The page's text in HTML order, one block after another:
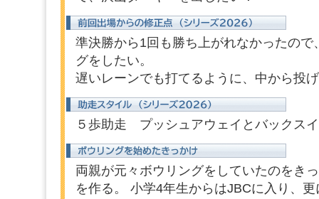
準決勝から1回も勝ち上がれなかったの
グをしたい。
遅いレーンでも打てるように、中から投
５歩助走 プッシュアウェイとバックス
両親が元々ボウリングをしていたのをき
を作る。 小学4年生からはJBCに入り、